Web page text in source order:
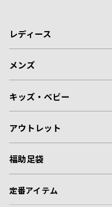
レディース
メンズ
キッズ・ベビー
アウトレット
福助足袋
定番アイテム